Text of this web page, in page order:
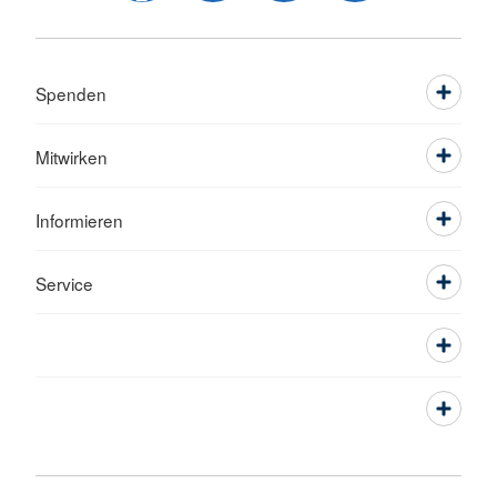
Spenden
Mitwirken
Informieren
Service